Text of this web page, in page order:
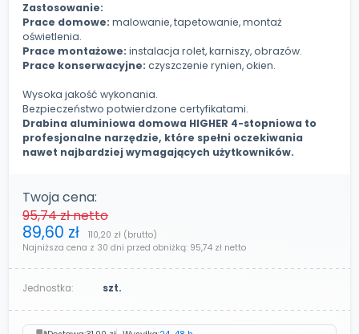
Zastosowanie:
Prace domowe: malowanie, tapetowanie, montaż
oświetlenia.
Prace montażowe: instalacja rolet, karniszy, obrazów.
Prace konserwacyjne:czyszczenie rynien, okien.
Wysoka jakość wykonania.
Bezpieczeństwo potwierdzone certyfikatami.
Drabina aluminiowa domowa HIGHER 4-stopniowa to
profesjonalne narzędzie, które spełni oczekiwania
nawet najbardziej wymagających użytkowników.
Twoja cena:
95,74 złnetto
89,60 zł 110,20 zł (brutto)
Najniższa cena z 30 dni przed obniżką: 95,74 zł netto
Jednostka: szt.